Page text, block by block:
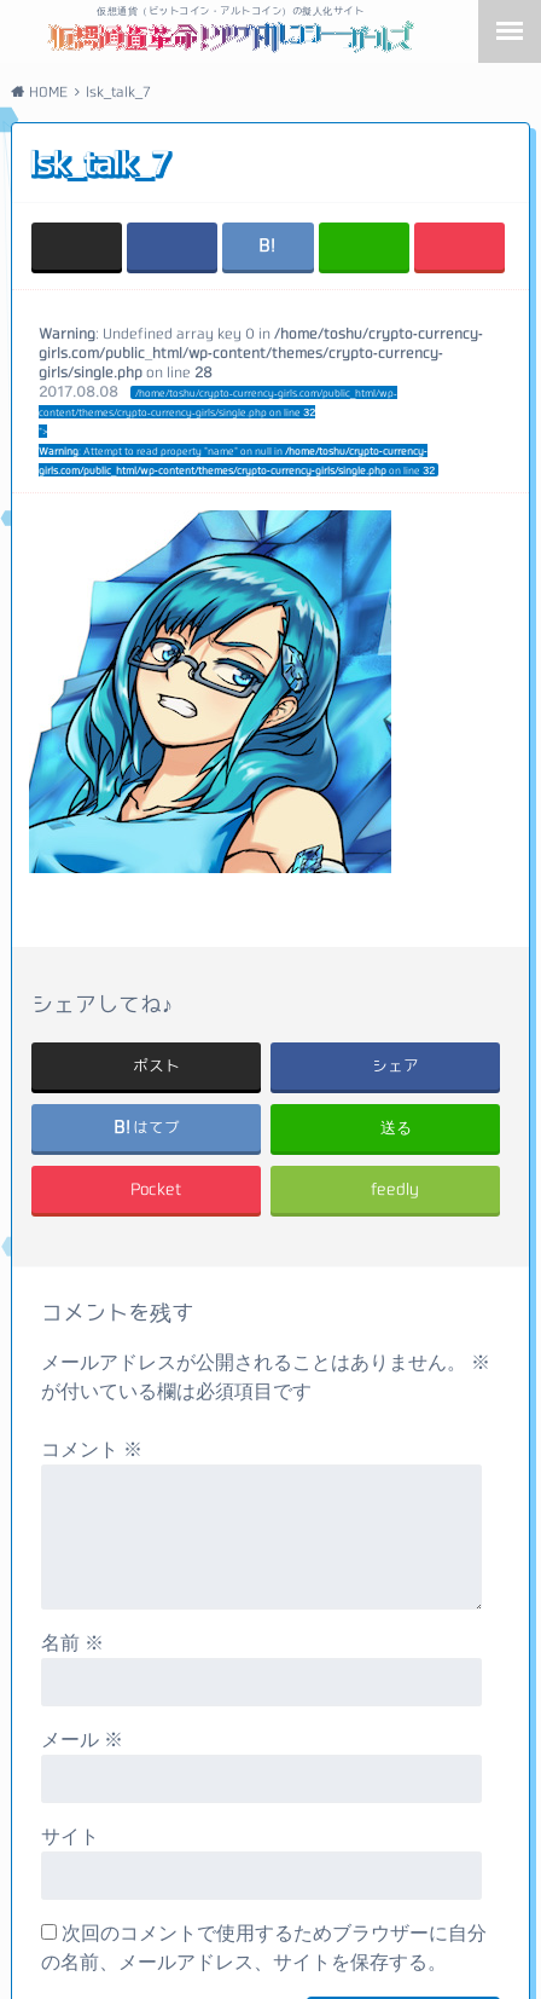
仮想通貨（ビットコイン・アルトコイン）の擬人化サイト
HOME lsk_talk_7
lsk_talk_7
Warning: Undefined array key 0 in /home/toshu/crypto-currency-
girls.com/public_html/wp-content/themes/crypto-currency-
girls/single.php on line 28
2017.08.08
/home/toshu/crypto-currency-girls.com/public_html/wp-
content/themes/crypto-currency-girls/single.php on line32
">
Warning: Attempt to read property "name" on null in /home/toshu/crypto-currency-
girls.com/public_html/wp-content/themes/crypto-currency-girls/single.php on line32
シェアしてね♪
ポスト シェア
はてブ 送る
Pocket feedly
コメントを残す
メールアドレスが公開されることはありません。
※
が付いている欄は必須項目です
コメント ※
名前 ※
メール ※
サイト
次回のコメントで使用するためブラウザーに自分
の名前、メールアドレス、サイトを保存する。